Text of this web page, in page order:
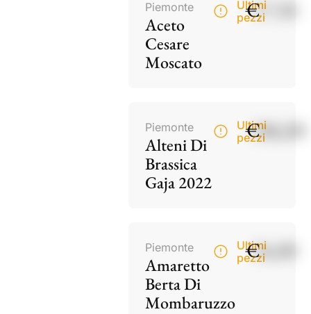
Piemonte
Aceto
Cesare
Moscato
Ultimi
pezzi
€17,50
Piemonte
Alteni Di
Brassica
Gaja 2022
Ultimi
pezzi
€186,00
Piemonte
Amaretto
Berta Di
Mombaruzzo
Ultimi
pezzi
€34,00